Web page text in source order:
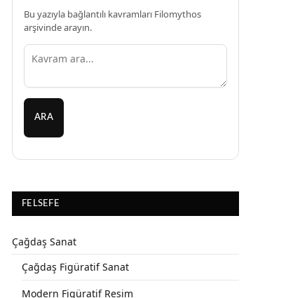
Bu yazıyla bağlantılı kavramları Filomythos
arşivinde arayın.
ARA
FELSEFE
Çağdaş Sanat
Çağdaş Figüratif Sanat
Modern Figüratif Resim